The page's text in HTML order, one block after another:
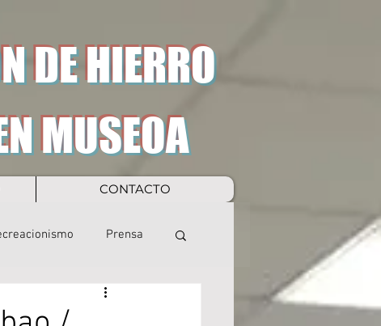
DE HIERRO
CONTACTO
MUSEOA
Prensa